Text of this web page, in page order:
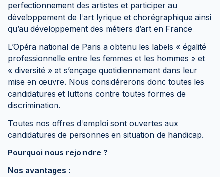
perfectionnement des artistes et participer au
développement de l'art lyrique et chorégraphique ainsi
qu’au développement des métiers d’art en France.
L’Opéra national de Paris a obtenu les labels « égalité
professionnelle entre les femmes et les hommes » et
« diversité » et s’engage quotidiennement dans leur
mise en œuvre. Nous considérerons donc toutes les
candidatures et luttons contre toutes formes de
discrimination.
Toutes nos offres d'emploi sont ouvertes aux
candidatures de personnes en situation de handicap.
Pourquoi nous rejoindre ?
Nos avantages :